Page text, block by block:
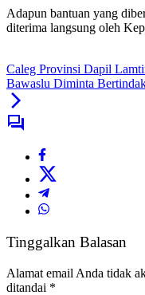
Adapun bantuan yang
diterima langsung oleh
Caleg Provinsi Dapil
Bawaslu Diminta
Tinggalkan Balasan
Alamat email Anda tidak
ditandai *